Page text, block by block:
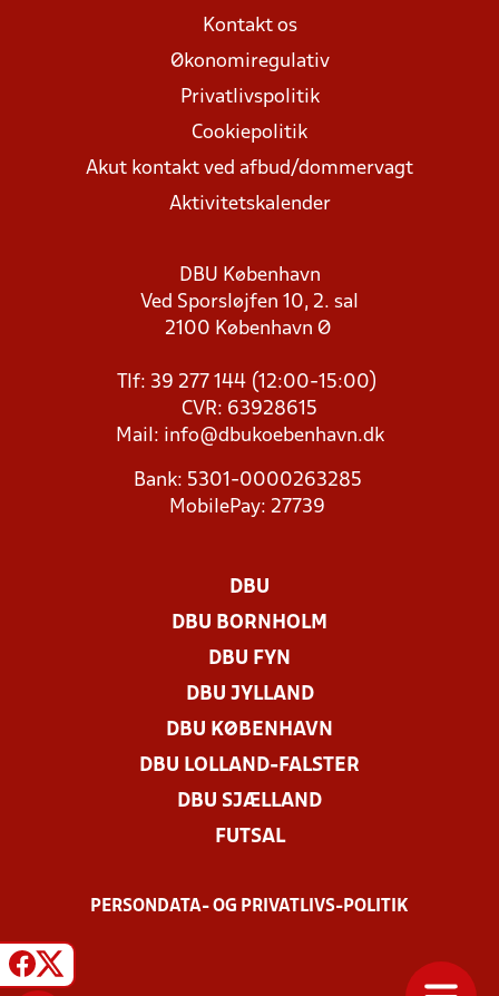
Kontakt os
Økonomiregulativ
Privatlivspolitik
Cookiepolitik
Akut kontakt ved afbud/dommervagt
Aktivitetskalender
DBU København
Ved Sporsløjfen 10, 2. sal
2100 København Ø
Tlf: 39 277 144 (12:00-15:00)
CVR: 63928615
Mail: info@dbukoebenhavn.dk
Bank: 5301-0000263285
MobilePay: 27739
DBU
DBU BORNHOLM
DBU FYN
DBU JYLLAND
DBU KØBENHAVN
DBU LOLLAND-FALSTER
DBU SJÆLLAND
FUTSAL
PERSONDATA- OG PRIVATLIVS-POLITIK